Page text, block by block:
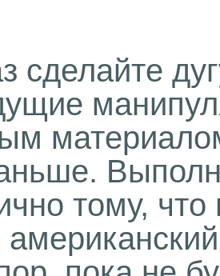
сделайте
тому,